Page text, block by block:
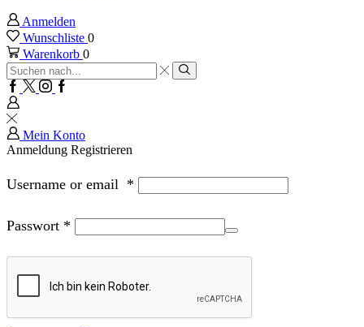
Anmelden
Wunschliste 0
Warenkorb 0
Sucheingabe
Suche
Facebook
TwitterInstagram
Google
Mein Konto
Anmeldung Registrieren
Username or email *
Passwort *